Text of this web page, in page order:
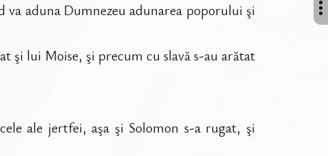
aduna Dumnezeu adunarea poporului şi
şi lui Moise, şi precum cu slavă s-au arătat
ale jertfei, aşa şi Solomon s-a rugat, şi